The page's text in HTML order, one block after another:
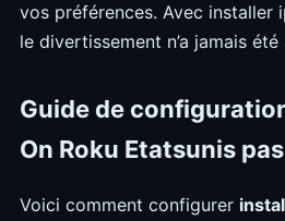
vos préférences. Avec installer
le divertissement n’a jamais
Guide de
On Roku Etatsunis
Voici comment configurer